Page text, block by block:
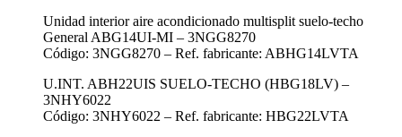
Unidad interior aire acondicionado multisplit suelo-techo
General ABG14UI-MI – 3NGG8270
Código: 3NGG8270 – Ref. fabricante: ABHG14LVTA
U.INT. ABH22UIS SUELO-TECHO (HBG18LV) –
3NHY6022
Código: 3NHY6022 – Ref. fabricante: HBG22LVTA